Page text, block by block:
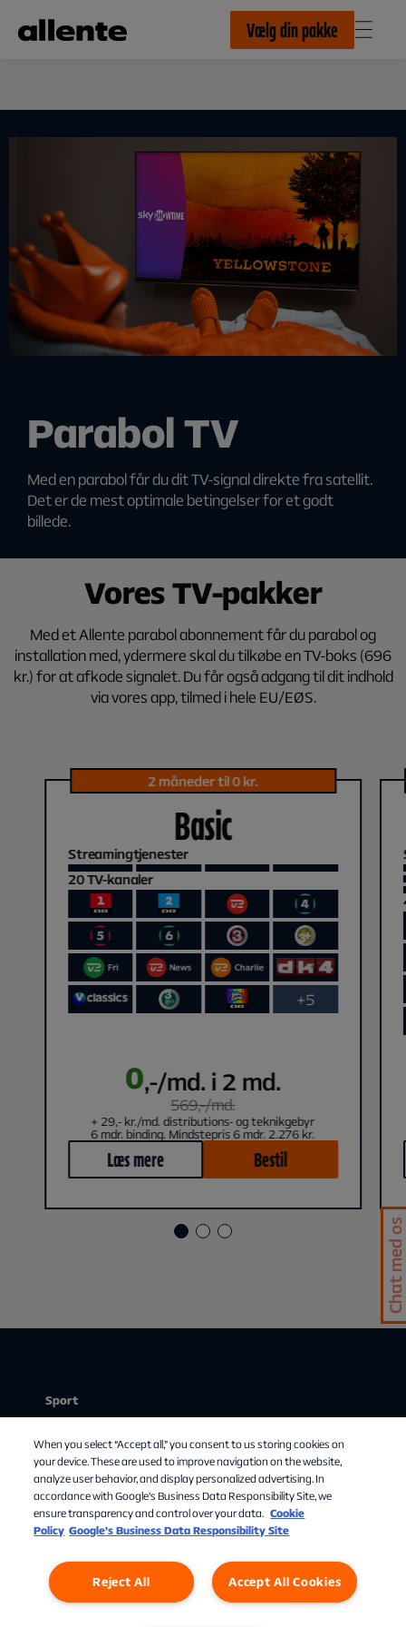
Vælg din pakke
Parabol TV
Med en parabol får du dit TV-signal direkte fra satellit.
Det er de mest optimale betingelser for et godt
billede.
Vores TV-pakker
Med et Allente parabol abonnement får du parabol og
installation med, ydermere skal du tilkøbe en TV-boks (696
kr.) for at afkode signalet. Du får også adgang til dit indhold
via vores app, tilmed i hele EU/EØS.
2 måneder til 0 kr.
Basic
Streamingtjenester
20TV-kanaler
+5
0,-/md. i 2 md.
569,-/md.
+ 29,- kr./md. distributions- og teknikgebyr
6 mdr. binding. Mindstepris 6 mdr. 2.276 kr.
Læs mere Bestil
Sport
Mit abonnement
Om Allente
TV-guide
When you select “Accept all,” you consent to us storing cookies on
your device. These are used to improve navigation on the website,
analyze user behavior, and display personalized advertising. In
accordance with Google's Business Data Responsibility Site, we
ensure transparency and control over your data. Cookie
Policy Google’s Business Data Responsibility Site
Accept All Cookies
Reject All
Chat med os